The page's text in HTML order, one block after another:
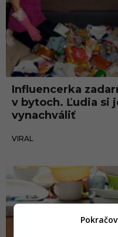
Influencerka
v bytoch. Ľudia si
vynachváliť
VIRAL